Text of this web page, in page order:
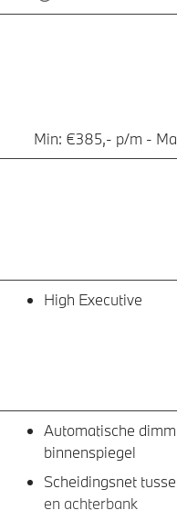
Min: €385,- p/m -
High Executive
Automatische
binnenspiegel
Scheidingsnet
en achterbank